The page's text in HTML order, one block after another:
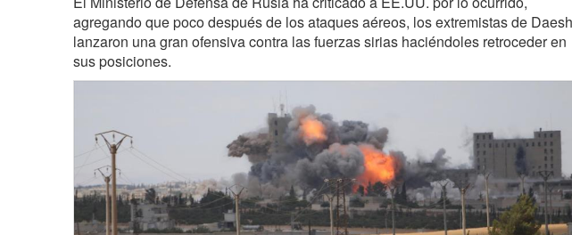
agregando que poco después de los ataques aéreos, los extremistas de Daesh
lanzaron una gran ofensiva contra las fuerzas sirias haciéndoles retroceder en
sus posiciones.